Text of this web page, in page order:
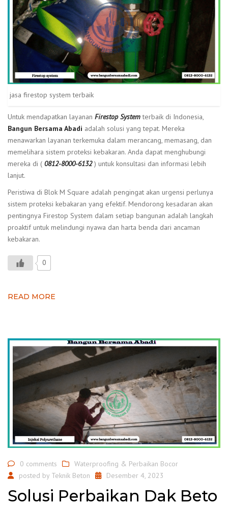
jasa firestop system terbaik
Untuk mendapatkan layanan Firestop Systemterbaik di Indonesia,
Bangun Bersama Abadi adalah solusi yang tepat. Mereka
menawarkan layanan terkemuka dalam merancang, memasang, dan
memelihara sistem proteksi kebakaran. Anda dapat menghubungi
mereka di ( 0812-8000-6132) untuk konsultasi dan informasi lebih
lanjut.
Peristiwa di Blok M Square adalah pengingat akan urgensi perlunya
sistem proteksi kebakaran yang efektif. Mendorong kesadaran akan
pentingnya Firestop System dalam setiap bangunan adalah langkah
proaktif untuk melindungi nyawa dan harta benda dari ancaman
kebakaran.
0
READ MORE
0 comments
Waterproofing & Perbaikan Bocor
posted by Teknik Beton Desember 4, 2023
Solusi Perbaikan Dak Beto